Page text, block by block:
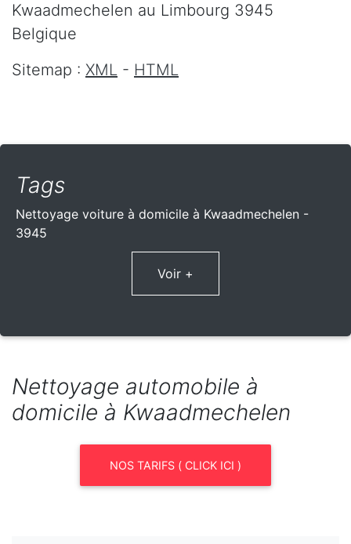
Kwaadmechelen au Limbourg 3945
Belgique
Sitemap : XML - HTML
Tags
Nettoyage voiture à domicile à Kwaadmechelen -
3945
Voir +
Nettoyage automobile à
domicile à Kwaadmechelen
NOS TARIFS ( CLICK ICI )